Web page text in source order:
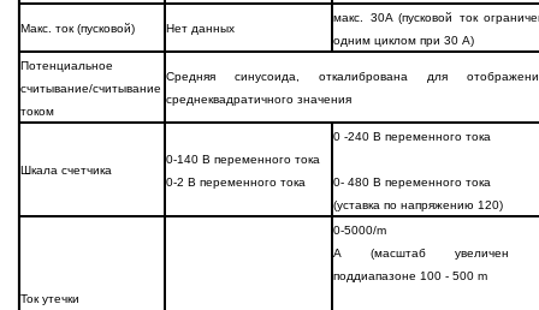
Макс. ток (пусковой) Нет данных
макс. 30A (пусковой ток
одним циклом при 30 A)
Потенциальное
считывание/считывание
током
Средняя синусоида, откалибрована для
среднеквадратичного значения
Шкала счетчика
0-140 В переменного тока
0-2 В переменного тока
0 -240 В переменного тока
0- 480 В переменного тока
(уставка по напряжению 120)
Ток утечки
0-5000/m
A (масштаб увеличен
поддиапазоне 100 - 500 m